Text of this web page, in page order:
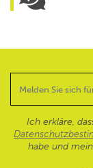
Ich erkläre,
habe und